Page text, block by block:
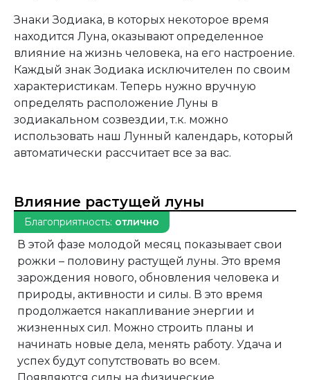
Знаки Зодиака, в которых некоторое время
находится Луна, оказывают определенное
влияние на жизнь человека, на его настроение.
Каждый знак Зодиака исключителен по своим
характеристикам. Теперь нужно вручную
определять расположение Луны в
зодиакальном созвездии, т.к. можно
использовать наш Лунный календарь, который
автоматически рассчитает все за вас.
Влияние растущей луны
Благоприятность: отлично
В этой фазе молодой месяц показывает свои
рожки – половину растущей луны. Это время
зарождения нового, обновления человека и
природы, активности и силы. В это время
продолжается накапливание энергии и
жизненных сил. Можно строить планы и
начинать новые дела, менять работу. Удача и
успех будут сопутствовать во всем.